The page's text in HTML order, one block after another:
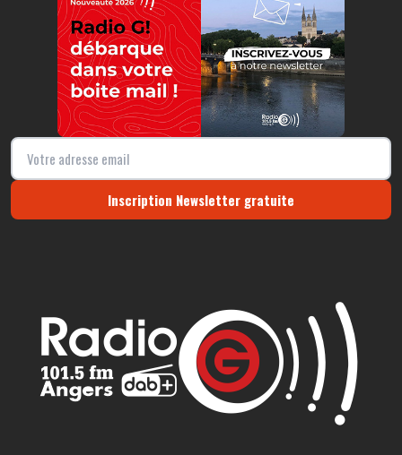
Inscription Newsletter gratuite